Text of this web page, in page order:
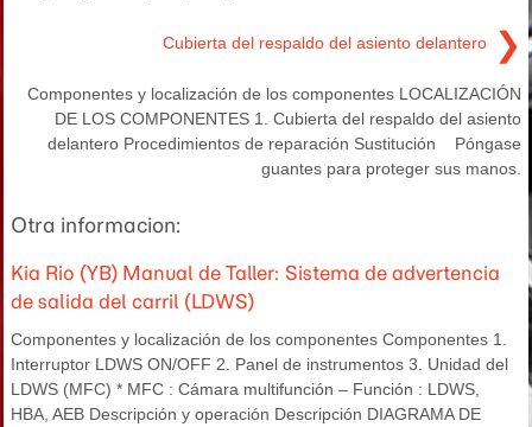
Cubierta del respaldo del asiento delantero ❯
Componentes y localización de los componentes LOCALIZACIÓN
DE LOS COMPONENTES 1. Cubierta del respaldo del asiento
delantero Procedimientos de reparación Sustitución Póngase
guantes para proteger sus manos.
Otra informacion:
Kia Rio (YB) Manual de Taller: Sistema de advertencia
de salida del carril (LDWS)
Componentes y localización de los componentes Componentes 1.
Interruptor LDWS ON/OFF 2. Panel de instrumentos 3. Unidad del
LDWS (MFC) * MFC : Cámara multifunción – Función : LDWS,
HBA, AEB Descripción y operación Descripción DIAGRAMA DE